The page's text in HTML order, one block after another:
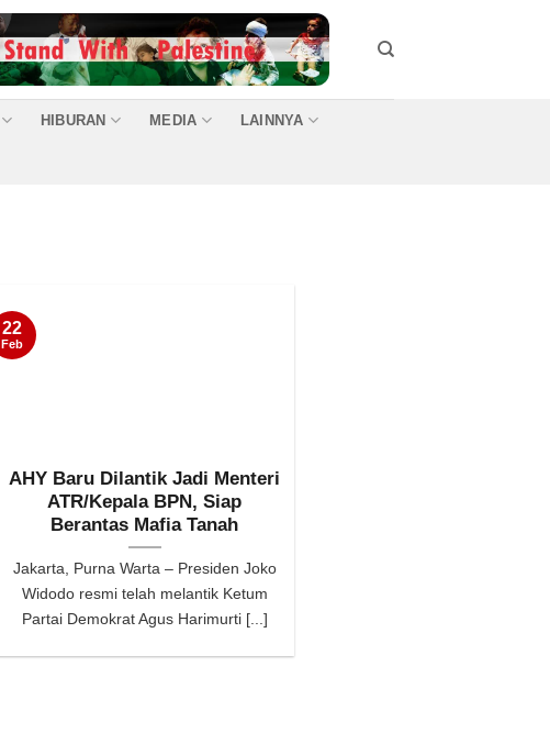
HIBURAN MEDIA LAINNYA
AHY Baru Dilantik Jadi Menteri
ATR/Kepala BPN, Siap
Berantas Mafia Tanah
Jakarta, Purna Warta – Presiden Joko
Widodo resmi telah melantik Ketum
Partai Demokrat Agus Harimurti [...]
22
Feb